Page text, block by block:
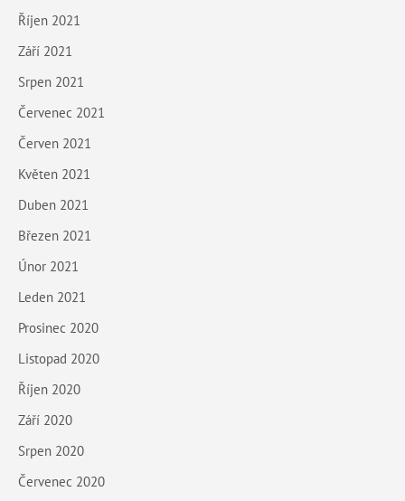
Říjen 2021
Září 2021
Srpen 2021
Červenec 2021
Červen 2021
Květen 2021
Duben 2021
Březen 2021
Únor 2021
Leden 2021
Prosinec 2020
Listopad 2020
Říjen 2020
Září 2020
Srpen 2020
Červenec 2020